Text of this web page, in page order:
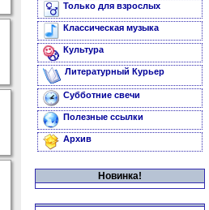
Только для взрослых
Классическая музыка
Культура
Литературный Курьер
Субботние свечи
Полезные ссылки
Архив
Новинка!